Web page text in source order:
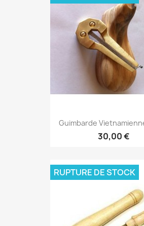
Guimbarde
30,00 €
RUPTURE DE STOCK